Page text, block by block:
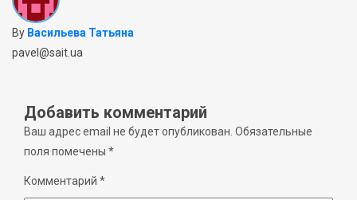
By Васильева Татьяна
pavel@sait.ua
Добавить комментарий
Ваш адрес email не будет опубликован. Обязательные
поля помечены *
Комментарий *